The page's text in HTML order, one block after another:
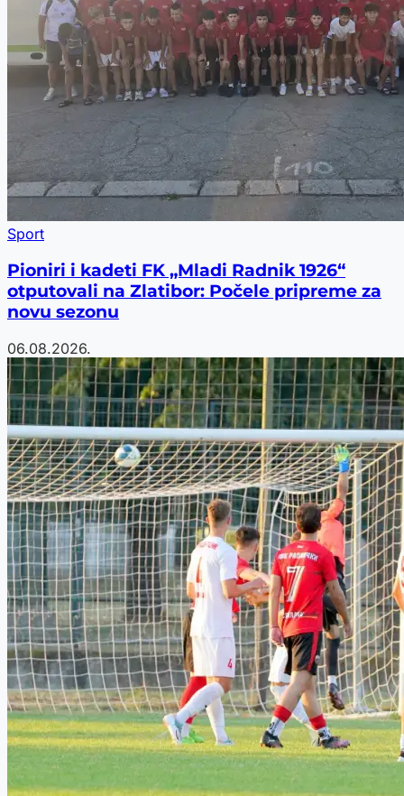
Sport
Pioniri i kadeti FK „Mladi Radnik 1926“
otputovali na Zlatibor: Počele pripreme za
novu sezonu
06.08.2026.